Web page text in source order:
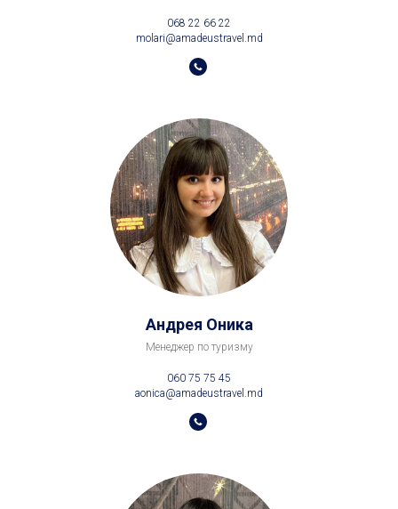
Андрея Оника
Менеджер по туризму
060 75 75 45
aonica@amadeustravel.md